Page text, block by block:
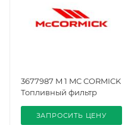
3677987 M 1 MC CORMICK
Топливный фильтр
ЗАПРОСИТЬ ЦЕНУ